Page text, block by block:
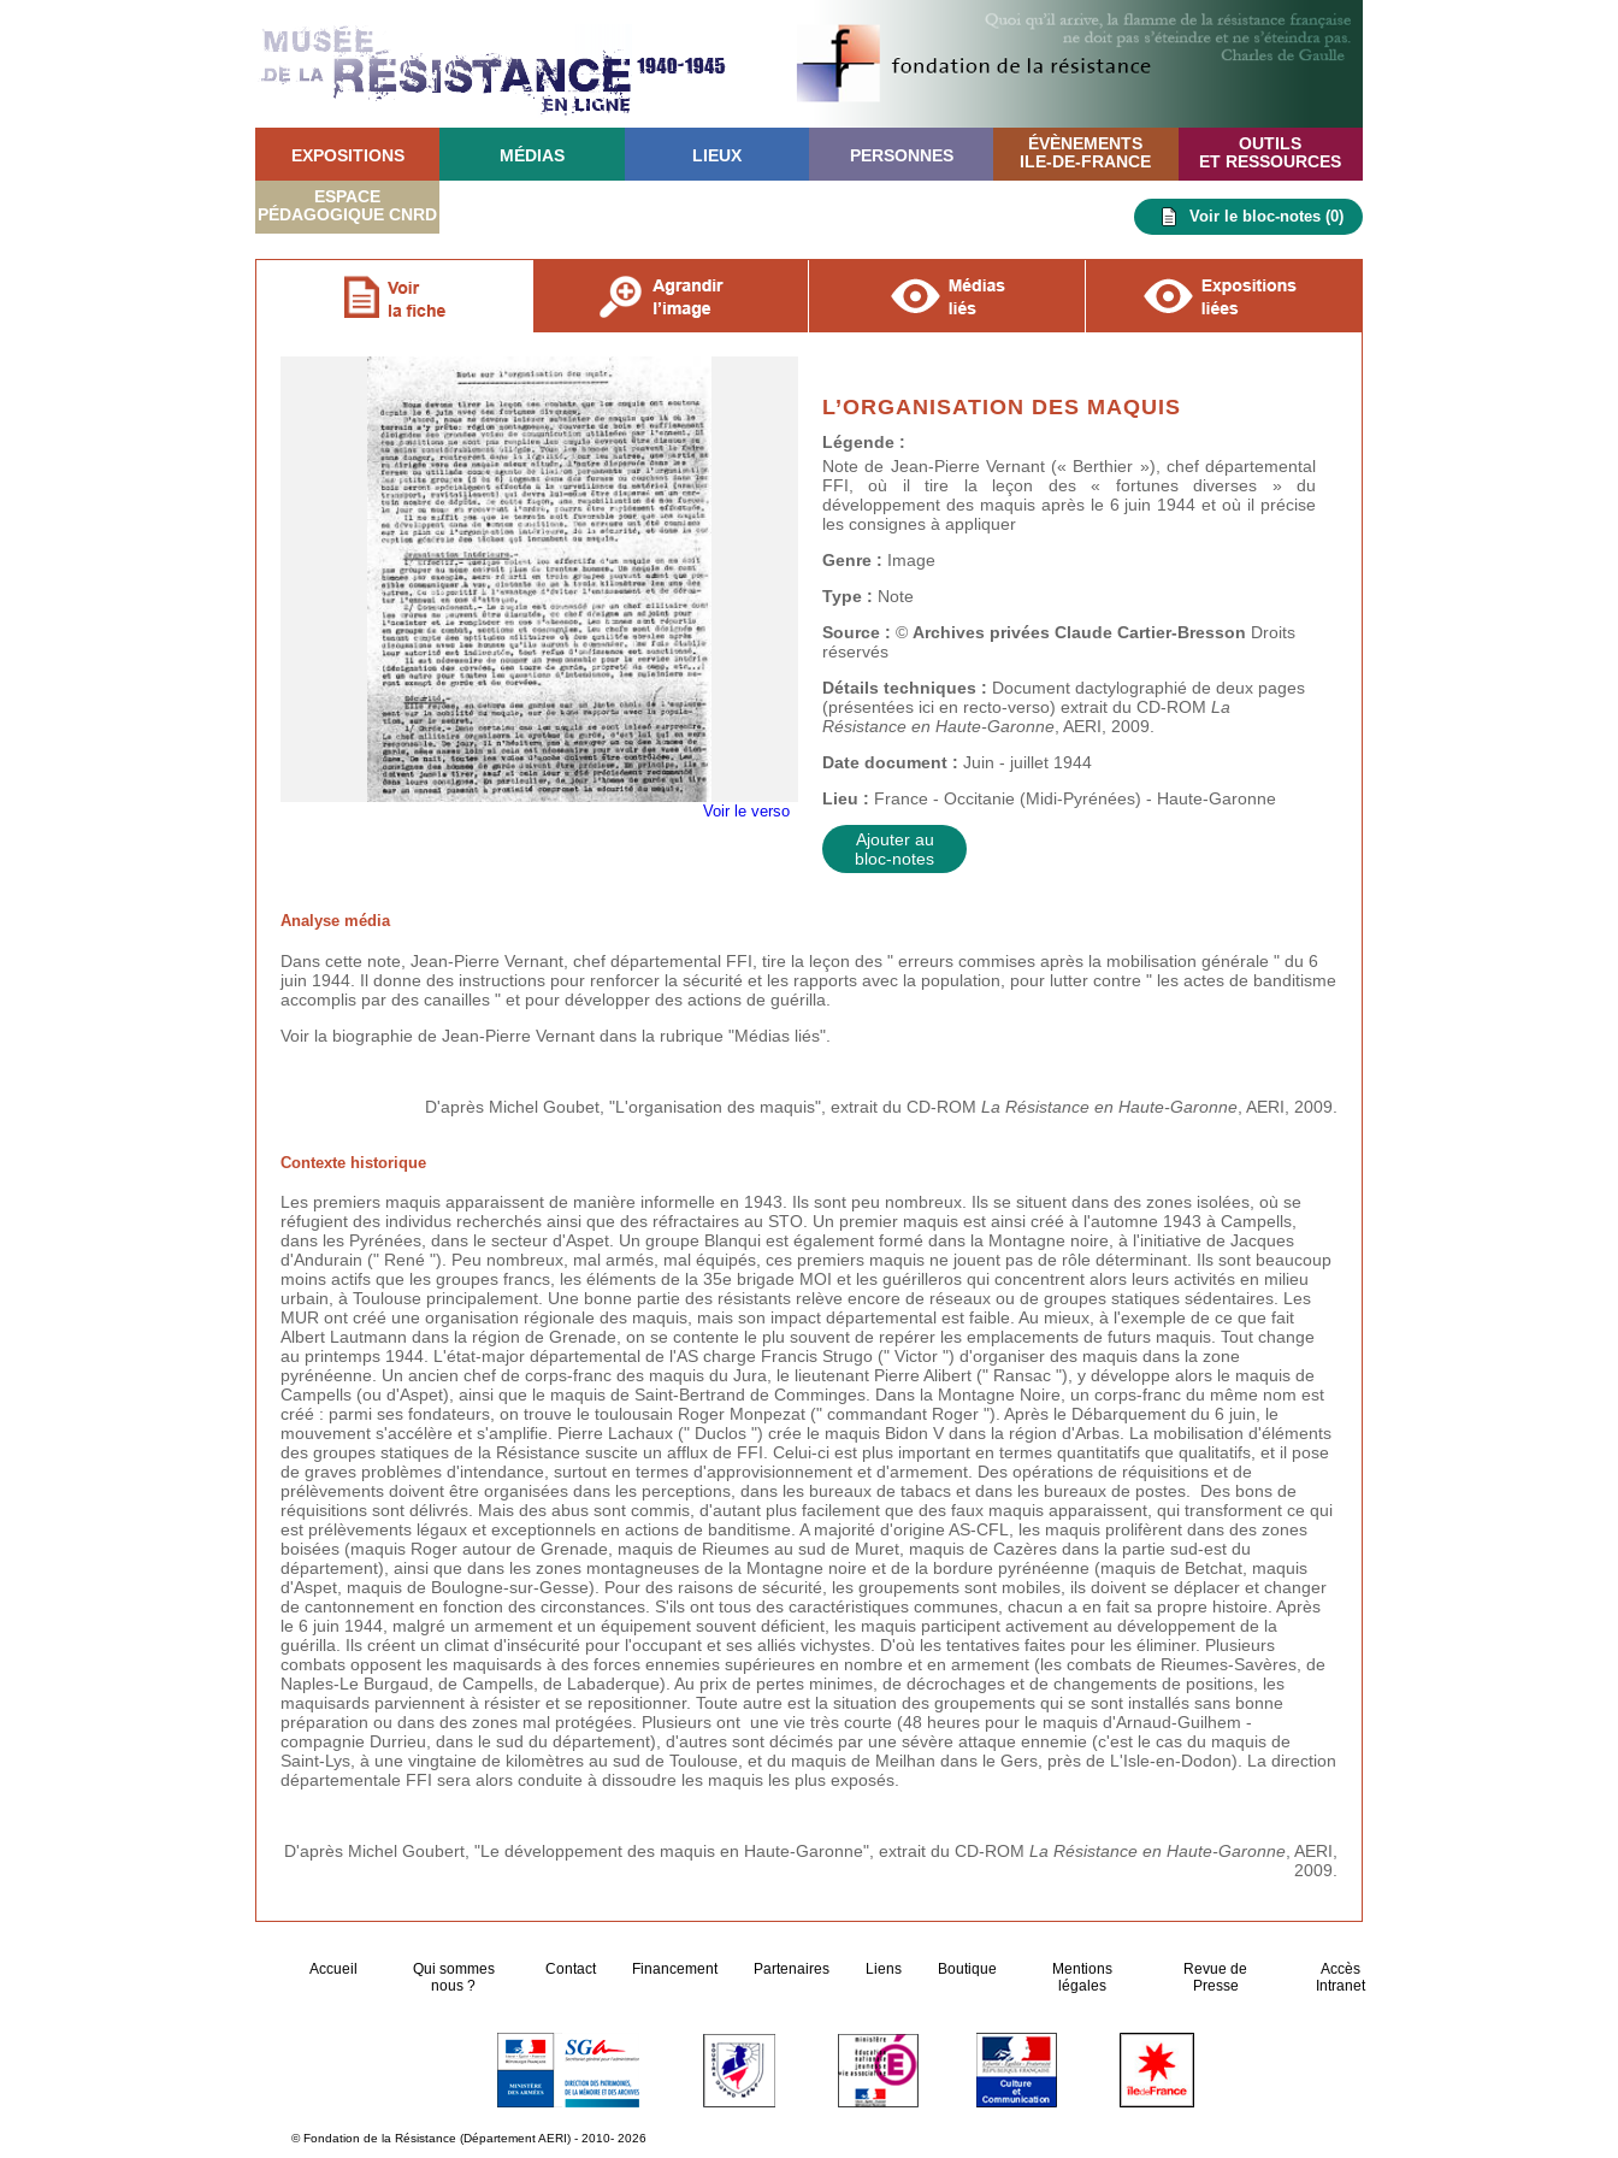
EXPOSITIONS MÉDIAS LIEUX PERSONNES
ÉVÈNEMENTS
ILE-DE-FRANCE
OUTILS
ET RESSOURCES
ESPACE
PÉDAGOGIQUE CNRD Voir le bloc-notes (0)
Voir le verso
L’ORGANISATION DES MAQUIS
Légende :
Note de Jean-Pierre Vernant (« Berthier »), chef départemental
FFI, où il tire la leçon des « fortunes diverses » du
développement des maquis après le 6 juin 1944 et où il précise
les consignes à appliquer
Genre : Image
Type : Note
Source : © Archives privées Claude Cartier-Bresson Droits
réservés
Détails techniques : Document dactylographié de deux pages
(présentées ici en recto-verso) extrait du CD-ROM La
Résistance en Haute-Garonne , AERI, 2009.
Date document : Juin - juillet 1944
Lieu : France - Occitanie (Midi-Pyrénées) - Haute-Garonne
Ajouter au
bloc-notes
Analyse média
Dans cette note, Jean-Pierre Vernant, chef départemental FFI, tire la leçon des " erreurs commises après la mobilisation générale " du 6
juin 1944. Il donne des instructions pour renforcer la sécurité et les rapports avec la population, pour lutter contre " les actes de banditisme
accomplis par des canailles " et pour développer des actions de guérilla.
Voir la biographie de Jean-Pierre Vernant dans la rubrique "Médias liés".
D'après Michel Goubet, "L'organisation des maquis", extrait du CD-ROM La Résistance en Haute-Garonne , AERI, 2009.
Contexte historique
Les premiers maquis apparaissent de manière informelle en 1943. Ils sont peu nombreux. Ils se situent dans des zones isolées, où se
réfugient des individus recherchés ainsi que des réfractaires au STO. Un premier maquis est ainsi créé à l'automne 1943 à Campells,
dans les Pyrénées, dans le secteur d'Aspet. Un groupe Blanqui est également formé dans la Montagne noire, à l'initiative de Jacques
d'Andurain (" René "). Peu nombreux, mal armés, mal équipés, ces premiers maquis ne jouent pas de rôle déterminant. Ils sont beaucoup
moins actifs que les groupes francs, les éléments de la 35e brigade MOI et les guérilleros qui concentrent alors leurs activités en milieu
urbain, à Toulouse principalement. Une bonne partie des résistants relève encore de réseaux ou de groupes statiques sédentaires. Les
MUR ont créé une organisation régionale des maquis, mais son impact départemental est faible. Au mieux, à l'exemple de ce que fait
Albert Lautmann dans la région de Grenade, on se contente le plu souvent de repérer les emplacements de futurs maquis. Tout change
au printemps 1944. L'état-major départemental de l'AS charge Francis Strugo (" Victor ") d'organiser des maquis dans la zone
pyrénéenne. Un ancien chef de corps-franc des maquis du Jura, le lieutenant Pierre Alibert (" Ransac "), y développe alors le maquis de
Campells (ou d'Aspet), ainsi que le maquis de Saint-Bertrand de Comminges. Dans la Montagne Noire, un corps-franc du même nom est
créé : parmi ses fondateurs, on trouve le toulousain Roger Monpezat (" commandant Roger "). Après le Débarquement du 6 juin, le
mouvement s'accélère et s'amplifie. Pierre Lachaux (" Duclos ") crée le maquis Bidon V dans la région d'Arbas. La mobilisation d'éléments
des groupes statiques de la Résistance suscite un afflux de FFI. Celui-ci est plus important en termes quantitatifs que qualitatifs, et il pose
de graves problèmes d'intendance, surtout en termes d'approvisionnement et d'armement. Des opérations de réquisitions et de
prélèvements doivent être organisées dans les perceptions, dans les bureaux de tabacs et dans les bureaux de postes. Des bons de
réquisitions sont délivrés. Mais des abus sont commis, d'autant plus facilement que des faux maquis apparaissent, qui transforment ce qui
est prélèvements légaux et exceptionnels en actions de banditisme. A majorité d'origine AS-CFL, les maquis prolifèrent dans des zones
boisées (maquis Roger autour de Grenade, maquis de Rieumes au sud de Muret, maquis de Cazères dans la partie sud-est du
département), ainsi que dans les zones montagneuses de la Montagne noire et de la bordure pyrénéenne (maquis de Betchat, maquis
d'Aspet, maquis de Boulogne-sur-Gesse). Pour des raisons de sécurité, les groupements sont mobiles, ils doivent se déplacer et changer
de cantonnement en fonction des circonstances. S'ils ont tous des caractéristiques communes, chacun a en fait sa propre histoire. Après
le 6 juin 1944, malgré un armement et un équipement souvent déficient, les maquis participent activement au développement de la
guérilla. Ils créent un climat d'insécurité pour l'occupant et ses alliés vichystes. D'où les tentatives faites pour les éliminer. Plusieurs
combats opposent les maquisards à des forces ennemies supérieures en nombre et en armement (les combats de Rieumes-Savères, de
Naples-Le Burgaud, de Campells, de Labaderque). Au prix de pertes minimes, de décrochages et de changements de positions, les
maquisards parviennent à résister et se repositionner. Toute autre est la situation des groupements qui se sont installés sans bonne
préparation ou dans des zones mal protégées. Plusieurs ont une vie très courte (48 heures pour le maquis d'Arnaud-Guilhem -
compagnie Durrieu, dans le sud du département), d'autres sont décimés par une sévère attaque ennemie (c'est le cas du maquis de
Saint-Lys, à une vingtaine de kilomètres au sud de Toulouse, et du maquis de Meilhan dans le Gers, près de L'Isle-en-Dodon). La direction
départementale FFI sera alors conduite à dissoudre les maquis les plus exposés.
D'après Michel Goubert, "Le développement des maquis en Haute-Garonne", extrait du CD-ROM La Résistance en Haute-Garonne , AERI,
2009.
Accueil
Qui sommes
nous ?
Contact Financement Partenaires Liens Boutique
Mentions
légales
Revue de
Presse
Accès
Intranet
© Fondation de la Résistance (Département AERI) - 2010- 2026